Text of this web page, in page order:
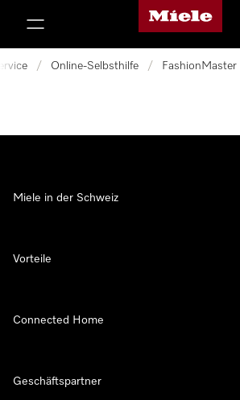
Miele-Homepage
/ Online-Selbsthilfe / FashionMaster
Miele in der Schweiz
Vorteile
Connected Home
Geschäftspartner